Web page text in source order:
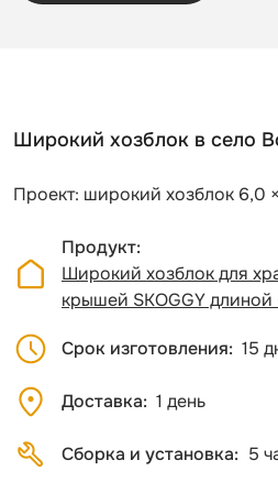
Широкий хозблок в село
Проект: широкий хозблок 6,0
Продукт
Широкий хозблок для
крышей SKOGGY длиной
Срок изготовления 15
Доставка 1 день
Сборка и установка 5